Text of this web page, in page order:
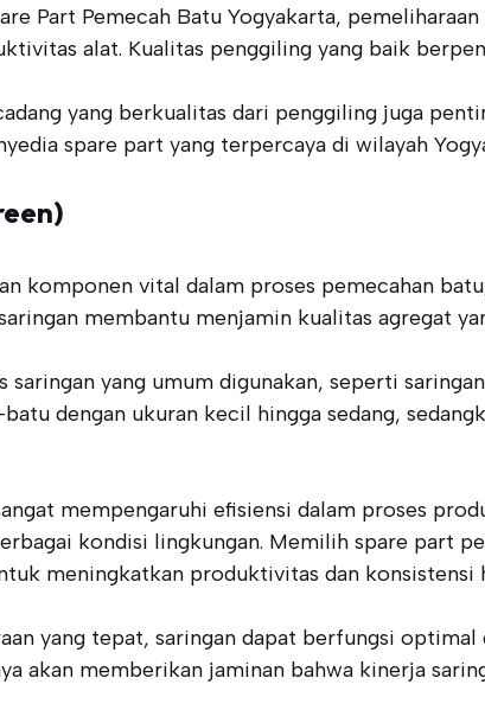
Part Pemecah Batu Yogyakarta,
alat. Kualitas penggiling yang baik
yang berkualitas dari penggiling juga
spare part yang terpercaya di wilayah
komponen vital dalam proses pemecahan
membantu menjamin kualitas agregat
saringan yang umum digunakan, seperti
dengan ukuran kecil hingga sedang,
mempengaruhi efisiensi dalam proses
kondisi lingkungan. Memilih spare part
meningkatkan produktivitas dan konsistensi
yang tepat, saringan dapat berfungsi
akan memberikan jaminan bahwa kinerja